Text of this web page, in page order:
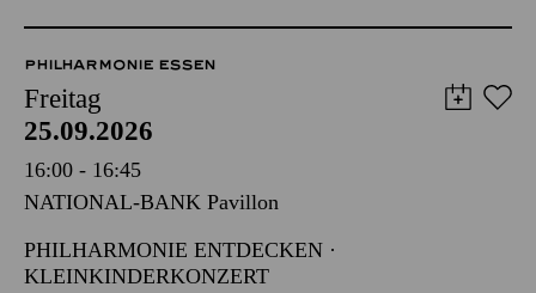
PHILHARMONIE ESSEN
Freitag
25.09.2026
16:00 - 16:45
NATIONAL-BANK Pavillon
PHILHARMONIE ENTDECKEN ·
KLEINKINDERKONZERT